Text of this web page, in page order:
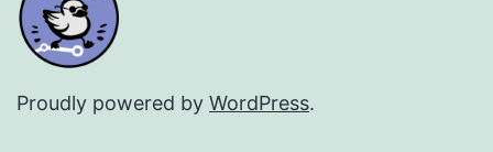
Proudly powered by WordPress.